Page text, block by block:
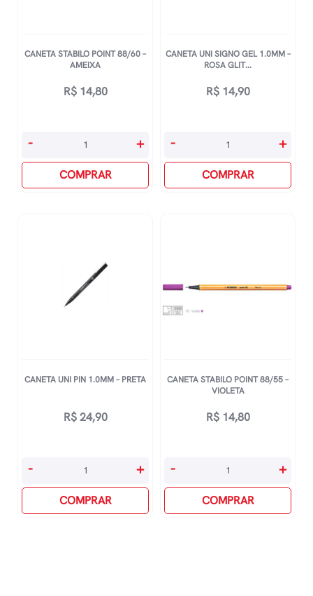
CANETA STABILO POINT 88/60 –
AMEIXA
R$14,80
Caneta
88/60
- +
COMPRAR
CANETA UNI SIGNO GEL 1.0MM –
ROSA GLIT...
R$14,90
Caneta
Gel
- +
COMPRAR
CANETA UNI PIN 1.0MM – PRETA
R$24,90
Caneta
1.0mm
- +
COMPRAR
CANETA STABILO POINT 88/55 –
VIOLETA
R$14,80
Caneta
88/55
- +
COMPRAR